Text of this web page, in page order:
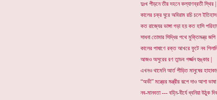
দুঃখ পীড়নে তীর দহনে কল্যাণব্রতী স্থির |
কালের চক্র ঘুরে অবিরাম রচি চলে ইতিহাস
কত রাজ্যের ভাঙ্গা গড়া হয় কত হাসি
সাধনা তোমার সিদ্ধির পথে মুক্তিমন্ত্র জপি
কালের পাষাণে রক্ত আখরে ফুটে নব
আজও অসুরের রণ তান্ডব গর্জ্জন হুঙ্কার |
এখনও থামেনি আর্ত পীড়িত মানুষের
“অভী” মন্ত্রের মন্ত্রীর রূপে দাও আশা
নব-মানবতা --- বহ্নি-বীর্যে ধ্বনিয়া উঠুক